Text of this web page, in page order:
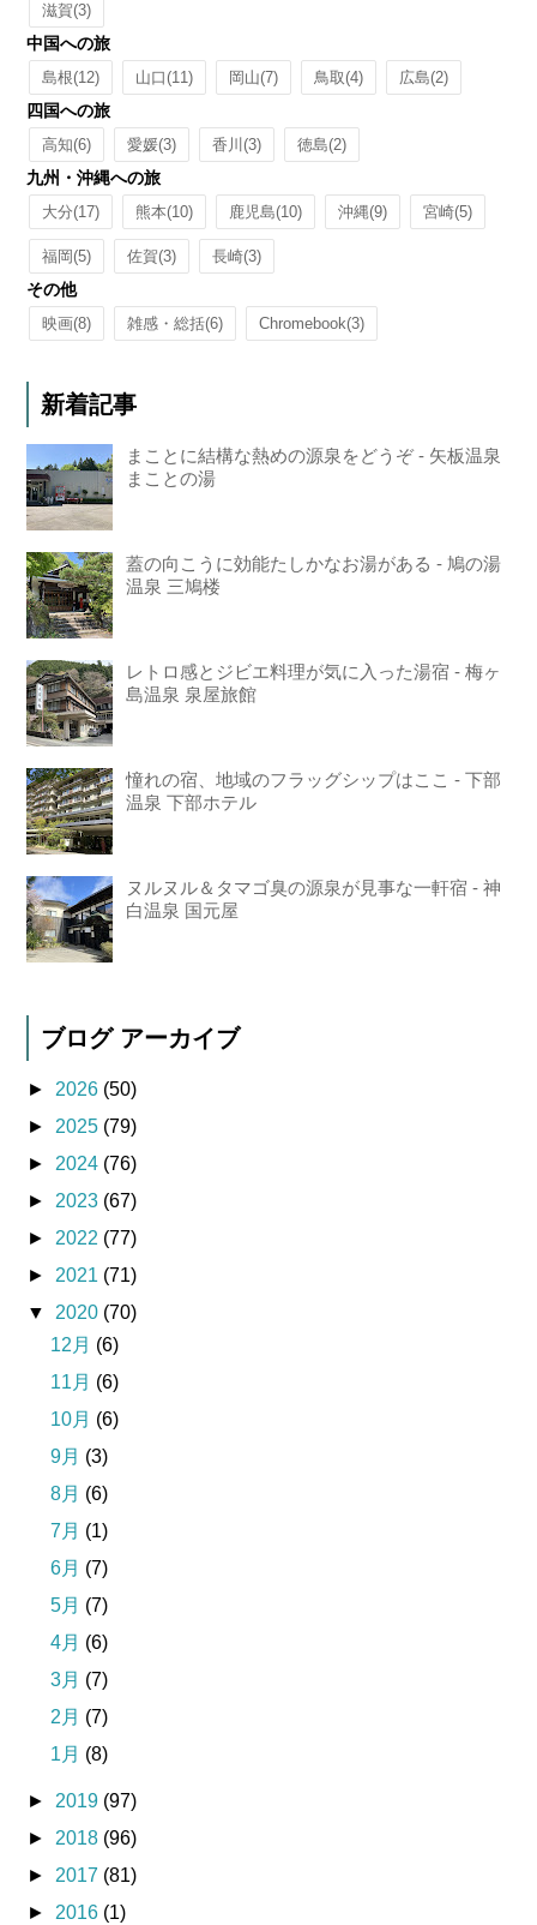
滋賀(3)
中国への旅
島根(12) 山口(11) 岡山(7) 鳥取(4) 広島(2)
四国への旅
高知(6) 愛媛(3) 香川(3) 徳島(2)
九州・沖縄への旅
大分(17) 熊本(10) 鹿児島(10) 沖縄(9) 宮崎(5)
福岡(5) 佐賀(3) 長崎(3)
その他
映画(8) 雑感・総括(6) Chromebook(3)
新着記事
まことに結構な熱めの源泉をどうぞ - 矢板温泉
まことの湯
蓋の向こうに効能たしかなお湯がある - 鳩の湯
温泉 三鳩楼
レトロ感とジビエ料理が気に入った湯宿 - 梅ヶ
島温泉 泉屋旅館
憧れの宿、地域のフラッグシップはここ - 下部
温泉 下部ホテル
ヌルヌル＆タマゴ臭の源泉が見事な一軒宿 - 神
白温泉 国元屋
ブログ アーカイブ
► 2026 (50)
► 2025 (79)
► 2024 (76)
► 2023 (67)
► 2022 (77)
► 2021 (71)
▼ 2020 (70)
12月 (6)
11月 (6)
10月 (6)
9月 (3)
8月 (6)
7月 (1)
6月 (7)
5月 (7)
4月 (6)
3月 (7)
2月 (7)
1月 (8)
► 2019 (97)
► 2018 (96)
► 2017 (81)
► 2016 (1)